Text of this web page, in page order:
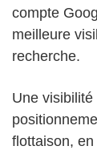
compte
meilleure
recherche.
Une visibilité
flottaison,